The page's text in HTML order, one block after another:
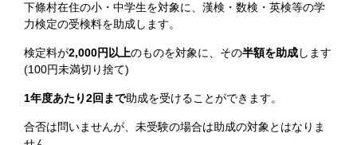
下條村在住の小・中学生を対象に、漢検・数検・英検等の学
力検定の受検料を助成します。
検定料が2,000円以上のものを対象に、その半額を助成します
(100円未満切り捨て)
1年度あたり2回まで助成を受けることができます。
合否は問いませんが、未受験の場合は助成の対象とはなりま